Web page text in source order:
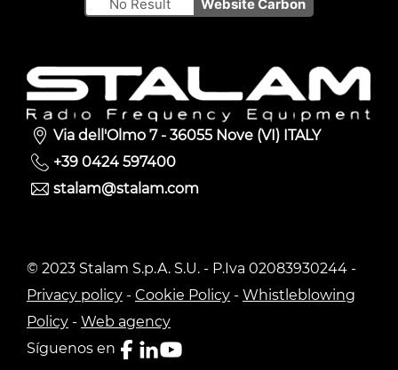
No Result Website Carbon
Via dell'Olmo 7 - 36055 Nove (VI) ITALY
+39 0424 597400
stalam@stalam.com
© 2023 Stalam S.p.A. S.U. - P.Iva 02083930244 -
Privacy policy - Cookie Policy - Whistleblowing
Policy - Web agency
Síguenos en